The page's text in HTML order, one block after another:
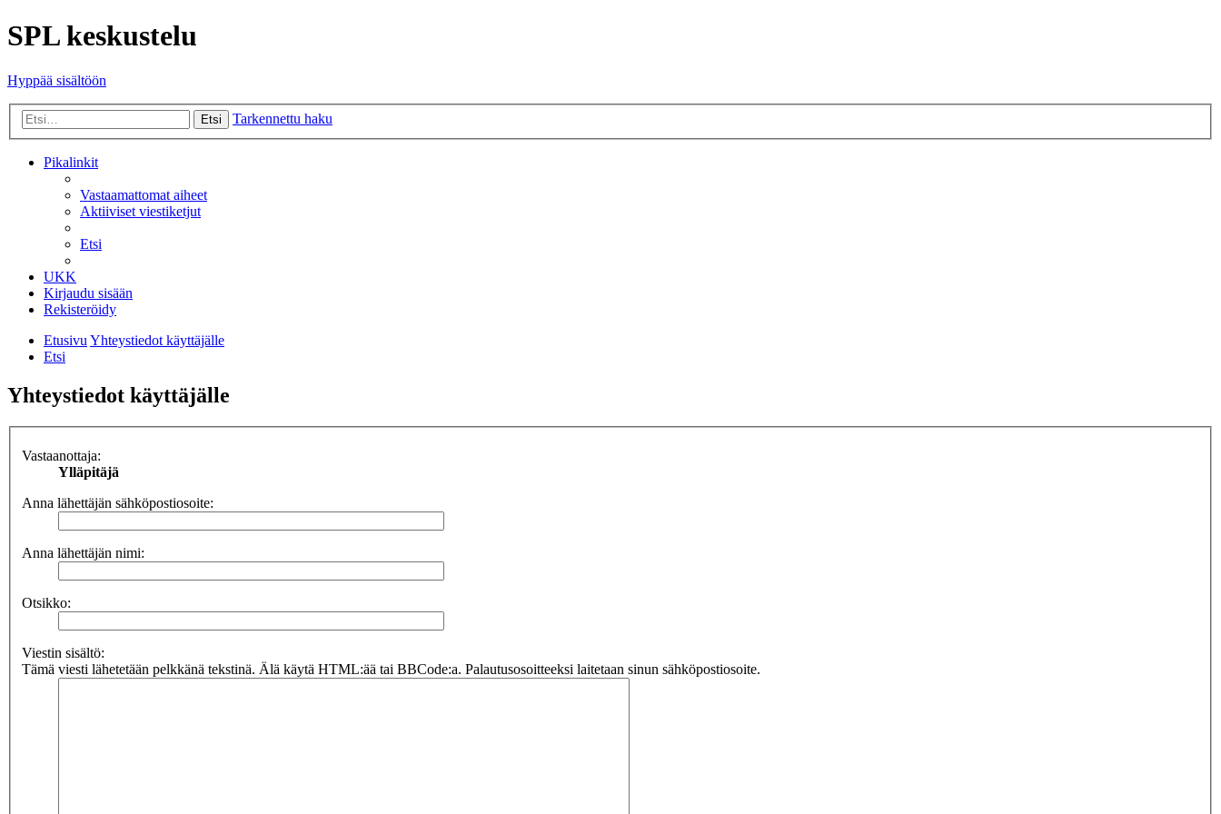
SPL keskustelu
Hyppää sisältöön
Etsi Tarkennettu haku
Pikalinkit
Vastaamattomat aiheet
Aktiiviset viestiketjut
Etsi
UKK
Kirjaudu sisään
Rekisteröidy
EtusivuYhteystiedot käyttäjälle
Etsi
Yhteystiedot käyttäjälle
Vastaanottaja:
Ylläpitäjä
Anna lähettäjän sähköpostiosoite:
Anna lähettäjän nimi:
Otsikko:
Viestin sisältö:
Tämä viesti lähetetään pelkkänä tekstinä. Älä käytä HTML:ää tai BBCode:a. Palautusosoitteeksi laitetaan sinun sähköpostiosoite.